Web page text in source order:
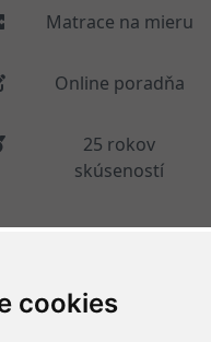
cookies
Matrace na mieru
Online poradňa
25 rokov
skúseností